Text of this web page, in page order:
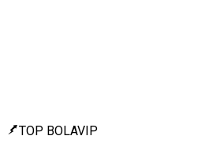
TOP BOLAVIP